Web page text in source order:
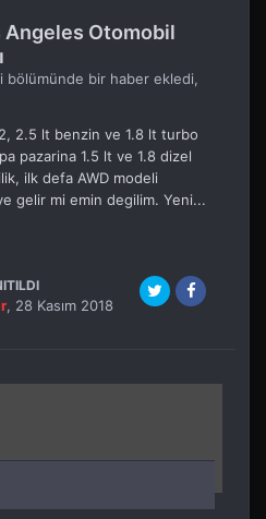
Angeles Otomobil
bölümünde bir haber ekledi,
2.5 lt benzin ve 1.8 lt turbo
pazarina 1.5 lt ve 1.8 dizel
ilk defa AWD modeli
gelir mi emin degilim. Yeni...
, 28 Kasım 2018